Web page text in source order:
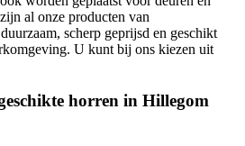
al onze producten van
scherp geprijsd en geschikt
U kunt bij ons kiezen uit
horren in Hillegom